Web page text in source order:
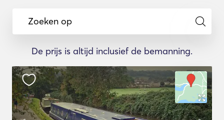
Zoeken op
De prijs is altijd inclusief de bemanning.